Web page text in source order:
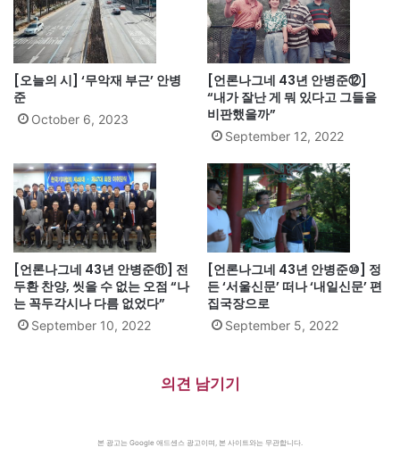
[오늘의 시] ‘무악재 부근’ 안병
준
October 6, 2023
[언론나그네 43년 안병준⑫]
“내가 잘난 게 뭐 있다고 그들을
비판했을까”
September 12, 2022
[언론나그네 43년 안병준⑪] 전
두환 찬양, 씻을 수 없는 오점 “나
는 꼭두각시나 다름 없었다”
September 10, 2022
[언론나그네 43년 안병준⑩] 정
든 ‘서울신문’ 떠나 ‘내일신문’ 편
집국장으로
September 5, 2022
의견 남기기
본 광고는 Google 애드센스 광고이며, 본 사이트와는 무관합니다.